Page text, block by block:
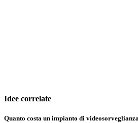
Idee correlate
Quanto costa un impianto di